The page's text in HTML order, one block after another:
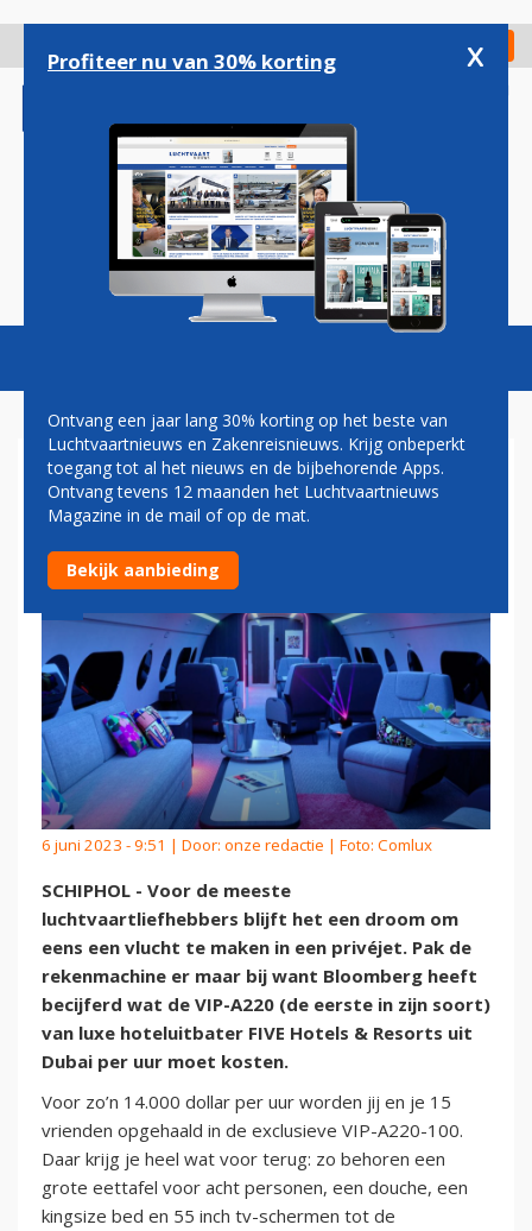
gaan
Check in
Magazine Podcasts Vacatures
ZOVEEL KOST HET OM
EERSTE VIP-A220 TE HUREN
6 juni 2023 - 9:51 | Door: onze redactie | Foto: Comlux
SCHIPHOL - Voor de meeste
luchtvaartliefhebbers blijft het een droom om
eens een vlucht te maken in een privéjet. Pak de
rekenmachine er maar bij want Bloomberg heeft
becijferd wat de VIP-A220 (de eerste in zijn soort)
van luxe hoteluitbater FIVE Hotels & Resorts uit
Dubai per uur moet kosten.
Voor zo’n 14.000 dollar per uur worden jij en je 15
vrienden opgehaald in de exclusieve VIP-A220-100.
Daar krijg je heel wat voor terug: zo behoren een
grote eettafel voor acht personen, een douche, een
kingsize bed en 55 inch tv-schermen tot de
Profiteer nu van 30% korting x
Ontvang een jaar lang 30% korting op het beste van
Luchtvaartnieuws en Zakenreisnieuws. Krijg onbeperkt
toegang tot al het nieuws en de bijbehorende Apps.
Ontvang tevens 12 maanden het Luchtvaartnieuws
Magazine in de mail of op de mat.
Bekijk aanbieding